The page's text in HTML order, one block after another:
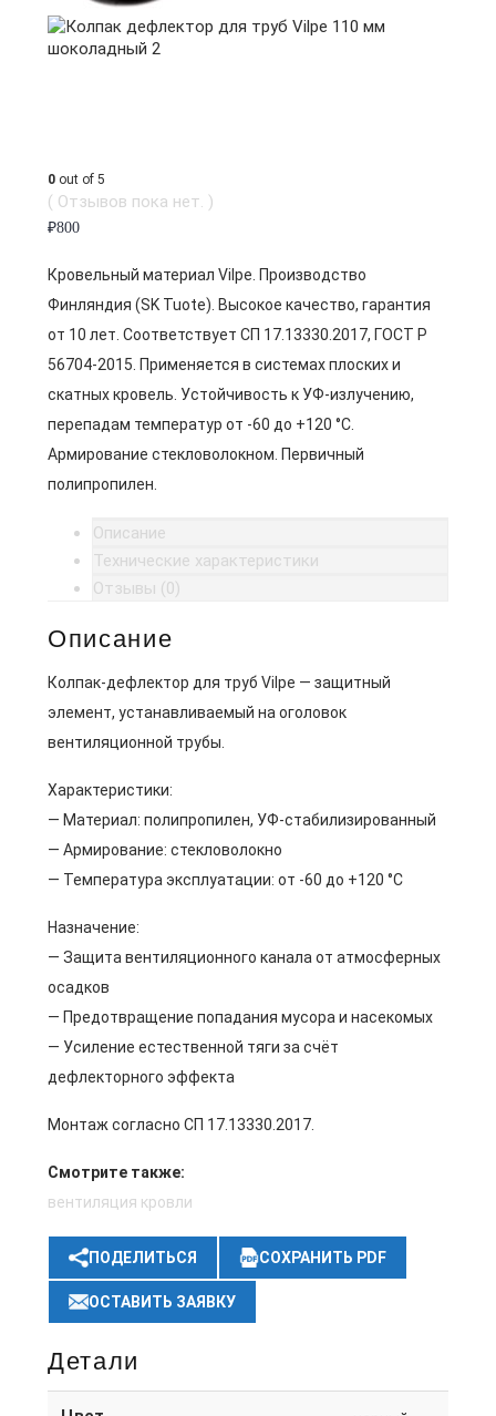
0 out of 5
( Отзывов пока нет. )
₽800
Кровельный материал Vilpe. Производство
Финляндия (SK Tuote). Высокое качество, гарантия
от 10 лет. Соответствует СП 17.13330.2017, ГОСТ Р
56704-2015. Применяется в системах плоских и
скатных кровель. Устойчивость к УФ-излучению,
перепадам температур от -60 до +120 °C.
Армирование стекловолокном. Первичный
полипропилен.
Описание
Технические характеристики
Отзывы (0)
Описание
Колпак-дефлектор для труб Vilpe — защитный
элемент, устанавливаемый на оголовок
вентиляционной трубы.
Характеристики:
— Материал: полипропилен, УФ-стабилизированный
— Армирование: стекловолокно
— Температура эксплуатации: от -60 до +120 °C
Назначение:
— Защита вентиляционного канала от атмосферных
осадков
— Предотвращение попадания мусора и насекомых
— Усиление естественной тяги за счёт
дефлекторного эффекта
Монтаж согласно СП 17.13330.2017.
Смотрите также:
вентиляция кровли
ПОДЕЛИТЬСЯ СОХРАНИТЬ PDF
ОСТАВИТЬ ЗАЯВКУ
Детали